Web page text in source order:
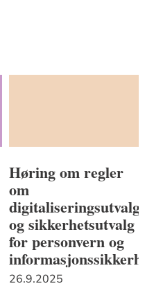
Høring om regler
om
digitaliseringsutvalg
og sikkerhetsutvalg
for personvern og
informasjonssikkerhet
26.9.2025